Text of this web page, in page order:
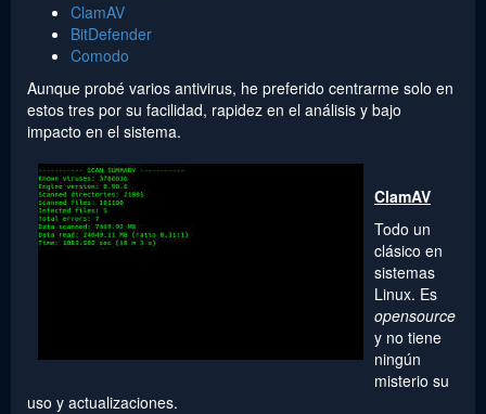
ClamAV
BitDefender
Comodo
Aunque probé varios antivirus, he preferido centrarme solo en
estos tres por su facilidad, rapidez en el análisis y bajo
impacto en el sistema.
ClamAV
Todo un
clásico en
sistemas
Linux. Es
opensource
y no tiene
ningún
misterio su
uso y actualizaciones.